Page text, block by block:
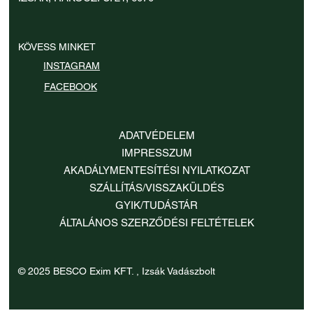
ADATVÉDELEM
IMPRESSZUM
AKADÁLYMENTESÍTÉSI NYILATKOZAT
SZÁLLÍTÁS/VISSZAKÜLDÉS
GYIK/TUDÁSTÁR
ÁLTALÁNOS SZERZŐDÉSI FELTÉTELEK
KÖVESS MINKET
INSTAGRAM
FACEBOOK
© 2025 BESCO Exim KFT. , Izsák Vadászbolt